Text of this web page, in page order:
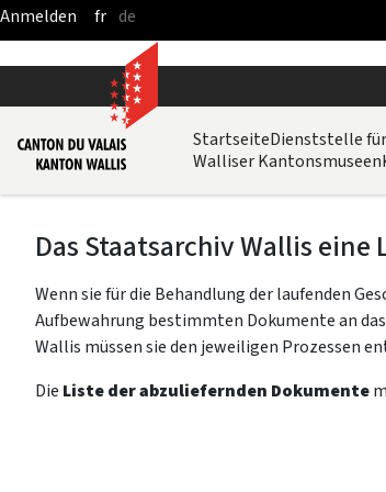
Zum Hauptinhalt springen
fr de
StartseiteDienststelle
Walliser Kantonsmuseen
Das Staatsarchiv Wallis
Wenn sie für die Behandlung der laufenden
Aufbewahrung bestimmten Dokumente an
Wallis müssen sie den jeweiligen Prozessen
Die Liste der abzuliefernden Dokumente